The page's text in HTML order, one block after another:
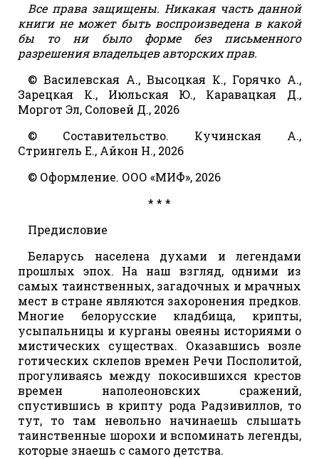
Все права защищены. Никакая часть данной
книги не может быть воспроизведена в какой
бы то ни было форме без письменного
разрешения владельцев авторских прав.
© Василевская А., Высоцкая К., Горячко А.,
Зарецкая К., Июльская Ю., Каравацкая Д.,
Моргот Эл, Соловей Д., 2026
© Составительство. Кучинская А.,
Стрингель Е., Айкон Н., 2026
© Оформление. ООО «МИФ», 2026
* * *
Предисловие
Беларусь населена духами и легендами
прошлых эпох. На наш взгляд, одними из
самых таинственных, загадочных и мрачных
мест в стране являются захоронения предков.
Многие белорусские кладбища, крипты,
усыпальницы и курганы овеяны историями о
мистических существах. Оказавшись возле
готических склепов времен Речи Посполитой,
прогуливаясь между покосившихся крестов
времен наполеоновских сражений,
спустившись в крипту рода Радзивиллов, то
тут, то там невольно начинаешь слышать
таинственные шорохи и вспоминать легенды,
которые знаешь с самого детства.